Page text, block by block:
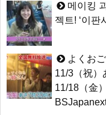
메이킹
젝트! ‘이판
よくお
11/3（祝
11/18（金